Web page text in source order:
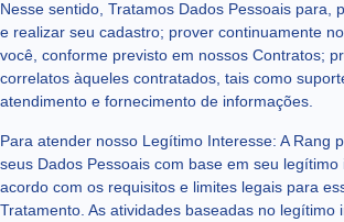
Nesse sentido, Tratamos Dados Pessoais para,
e realizar seu cadastro; prover continuamente
você, conforme previsto em nossos Contratos;
correlatos àqueles contratados, tais como
atendimento e fornecimento de informações.
Para atender nosso Legítimo Interesse: A Rang
seus Dados Pessoais com base em seu
acordo com os requisitos e limites legais para
Tratamento. As atividades baseadas no legítimo